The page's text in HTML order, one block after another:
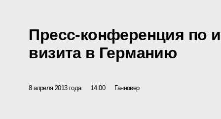
Пресс-конференция по
визита в Германию
8 апреля 2013 года 14:00 Ганновер